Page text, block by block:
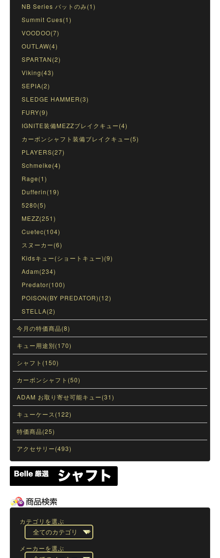
NB Series バットのみ(1)
Summit Cues(1)
VOODOO(7)
OUTLAW(4)
SPARTAN(2)
Viking(43)
SEPIA(2)
SLEDGE HAMMER(3)
FURY(9)
IGNITE装備MEZZブレイクキュー(4)
カーボンシャフト装備ブレイクキュー(5)
PLAYERS(27)
Schmelke(4)
Rage(1)
Dufferin(19)
5280(5)
MEZZ(251)
Cuetec(104)
スヌーカー(6)
Kidsキュー(ショートキュー)(9)
Adam(234)
Predator(100)
POISON(BY PREDATOR)(12)
STELLA(2)
今月の特価商品(8)
キュー用途別(170)
シャフト(150)
カーボンシャフト(50)
ADAM お取り寄せ可能キュー(31)
キューケース(122)
特価商品(25)
アクセサリー(493)
カテゴリを選ぶ
メーカーを選ぶ